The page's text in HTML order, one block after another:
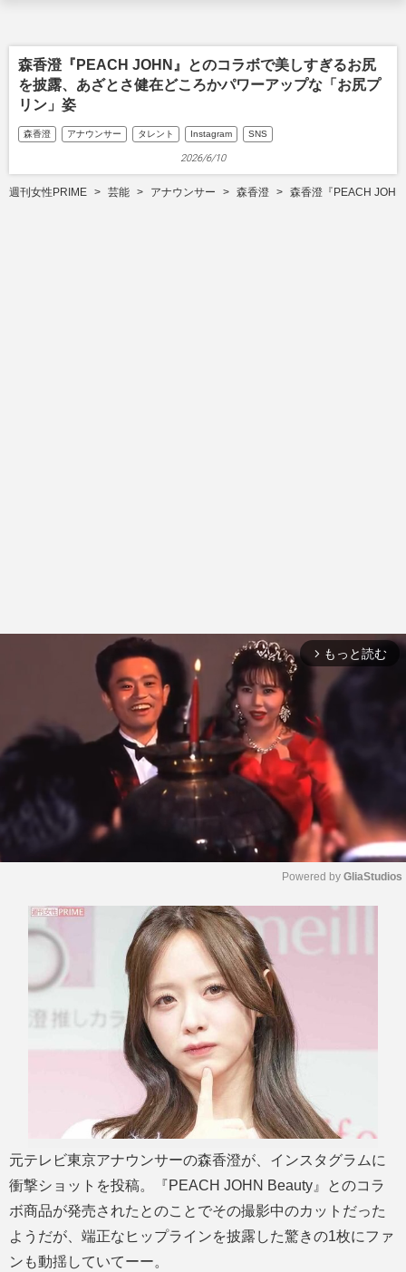
森香澄『PEACH JOHN』とのコラボで美しすぎるお尻
を披露、あざとさ健在どころかパワーアップな「お尻プ
リン」姿
森香澄 アナウンサー タレント Instagram SNS
2026/6/10
週刊女性PRIME 芸能 アナウンサー 森香澄 森香澄『PEACH
arrow_forward_ios もっと読む
M
Powered by GliaStudios
元テレビ東京アナウンサーの森香澄が、インスタグラムに
衝撃ショットを投稿。『PEACH JOHN Beauty』とのコラ
ボ商品が発売されたとのことでその撮影中のカットだった
ようだが、端正なヒップラインを披露した驚きの1枚にファ
ンも動揺していてーー。